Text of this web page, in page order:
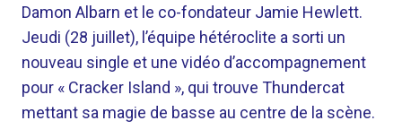
Damon Albarn et le co-fondateur Jamie Hewlett.
Jeudi (28 juillet), l’équipe hétéroclite a sorti un
nouveau single et une vidéo d’accompagnement
pour « Cracker Island », qui trouve Thundercat
mettant sa magie de basse au centre de la scène.